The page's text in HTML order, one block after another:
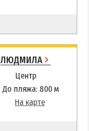
ЛЮДМИЛА
Центр
До пляжа: 800 м
На карте